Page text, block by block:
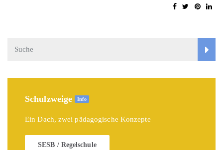
Schulzweige Info
Ein Dach, zwei pädagogische Konzepte
SESB / Regelschule